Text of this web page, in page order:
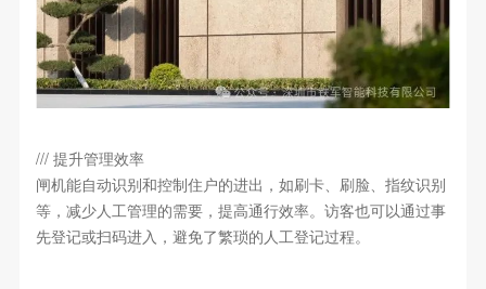
/// 提升管理效率
闸机能自动识别和控制住户的进出，如刷卡、刷脸、指纹识别
等，减少人工管理的需要，提高通行效率。访客也可以通过事
先登记或扫码进入，避免了繁琐的人工登记过程。